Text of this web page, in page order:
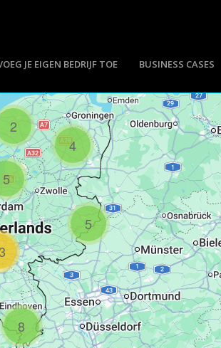
JE EIGEN BEDRIJF TOE BUSINESS CASES
2
4
5
5
8